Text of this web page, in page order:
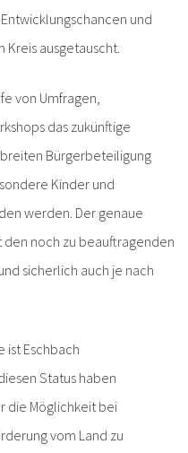
und
ausgetauscht.
von Umfragen,
das zukünftige
Bürgerbeteiligung
Kinder und
werden. Der genaue
noch zu beauftragenden
sicherlich auch je nach
ist Eschbach
Status haben
die Möglichkeit bei
vom Land zu